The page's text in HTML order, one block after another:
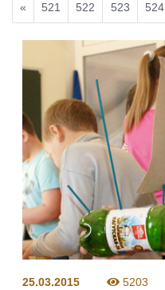
« 521 522 523 524
25.03.2015 5203